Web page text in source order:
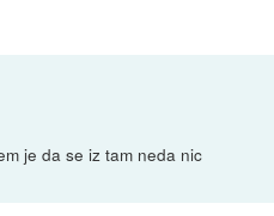
je da se iz tam neda nic